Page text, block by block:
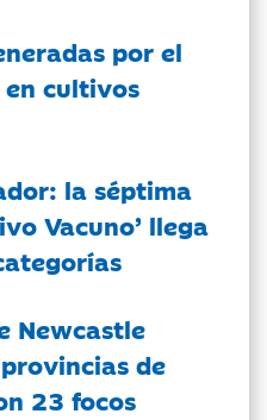
por el
cultivos
la séptima
Vacuno’ llega
Newcastle
de
23 focos